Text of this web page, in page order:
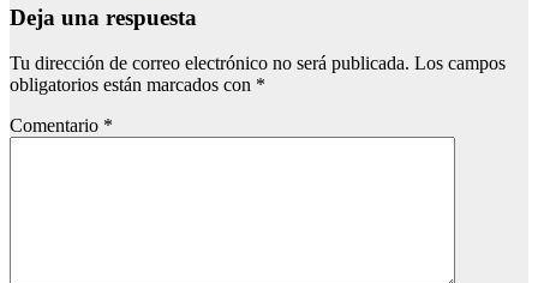
Deja una respuesta
Tu dirección de correo electrónico no será publicada. Los campos
obligatorios están marcados con *
Comentario *